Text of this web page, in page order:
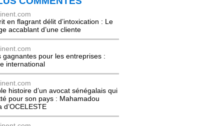
en flagrant délit d’intoxication : Le
accablant d’une cliente
gagnantes pour les entreprises :
international
histoire d’un avocat sénégalais qui
pour son pays : Mahamadou
d’OCELESTE